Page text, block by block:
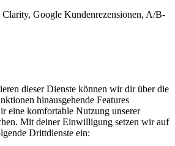
Google Kundenrezensionen, A/B-
dieser Dienste können wir dir über die
hinausgehende Features
eine komfortable Nutzung unserer
Mit deiner Einwilligung setzen wir auf
Drittdienste ein: